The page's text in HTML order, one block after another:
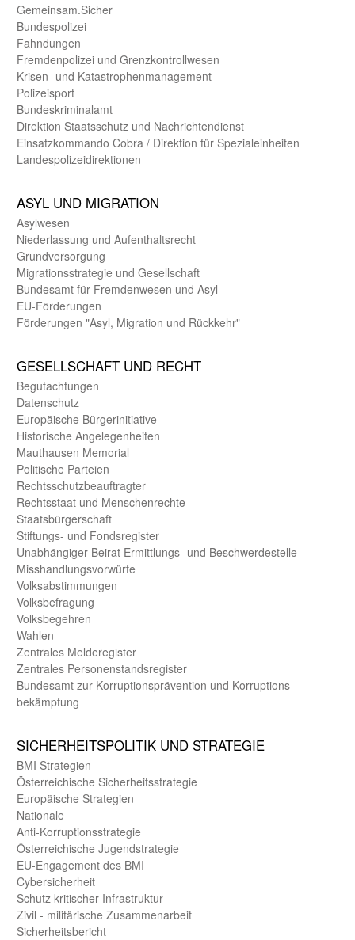
Gemein­sam.Sicher
Bundes­polizei
Fahndungen
Fremdenpolizei und Grenzkontrollwesen
Krisen- und Katastrophen­management
Polizeisport
Bundes­kriminal­amt
Direktion Staats­schutz und Nach­richten­dienst
Einsatz­kommando Cobra / Direktion für Spezialeinheiten
Landes­polizei­direk­tionen
ASYL UND MIGRA­TION
Asyl­wesen
Nieder­lassung und Aufent­halts­recht
Grund­versorgung
Migrations­strategie und Gesell­schaft
Bundes­amt für Fremden­wesen und Asyl
EU-Förde­rungen
Förderungen "Asyl, Migration und Rückkehr"
GE­SELL­SCHAFT UND RECHT
Begut­achtungen
Daten­schutz
Europäische Bürger­initiative
Historische Angelegen­heiten
Mauthausen Memorial
Politische Parteien
Rechts­schutz­beauftragter
Rechts­staat und Menschen­rechte
Staats­bürger­schaft
Stiftungs- und Fonds­register
Unab­hängiger Beirat Ermittlungs- und Beschwerde­stelle
Misshandlungs­vorwürfe
Volks­abstimmungen
Volks­befragung
Volks­begehren
Wahlen
Zentrales Melde­register
Zentrales Personen­stands­register
Bundes­amt zur Korrup­tions­prävention und Korrup­tions­
bekämpfung
SICHER­HEITS­POLITIK UND STRATEGIE
BMI Strategien
Öster­reichische Sicherheits­strategie
Europäische Strategien
Nationale
Anti-Korruptions­strategie
Öster­reichische Jugend­strategie
EU-Engagement des BMI
Cybersicherheit
Schutz kritischer Infra­struktur
Zivil - militärische Zusammen­arbeit
Sicherheits­bericht